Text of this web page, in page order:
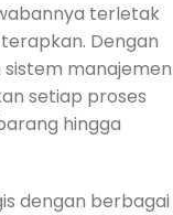
terletak
Dengan
manajemen
setiap proses
hingga
dengan berbagai